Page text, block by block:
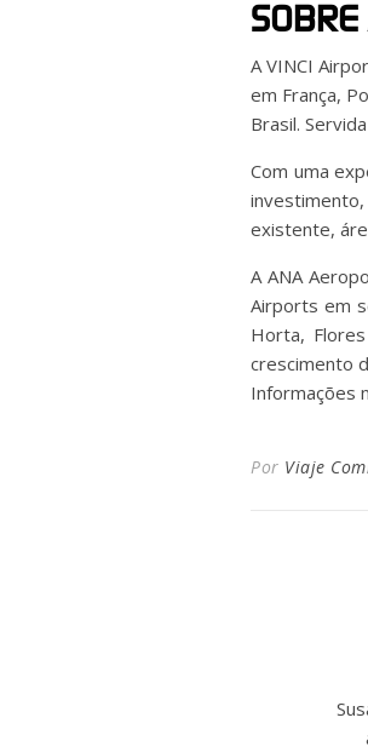
SOBRE
A VINCI
em França,
Brasil.
Com uma
existente,
A ANA
Airports em
Horta,
crescimento
Informações
Por Viaje